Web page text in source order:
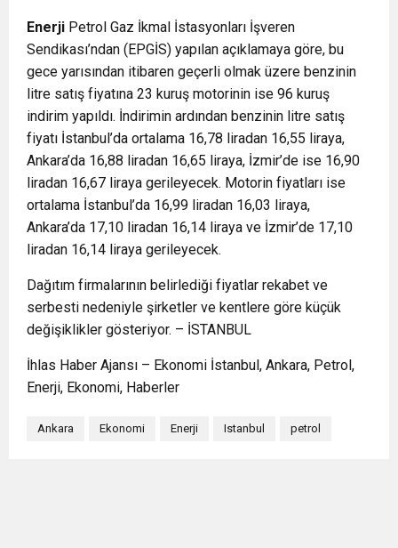
Enerji Petrol Gaz İkmal İstasyonları İşveren
Sendikası’ndan (EPGİS) yapılan açıklamaya göre, bu
gece yarısından itibaren geçerli olmak üzere benzinin
litre satış fiyatına 23 kuruş motorinin ise 96 kuruş
indirim yapıldı. İndirimin ardından benzinin litre satış
fiyatı İstanbul’da ortalama 16,78 liradan 16,55 liraya,
Ankara’da 16,88 liradan 16,65 liraya, İzmir’de ise 16,90
liradan 16,67 liraya gerileyecek. Motorin fiyatları ise
ortalama İstanbul’da 16,99 liradan 16,03 liraya,
Ankara’da 17,10 liradan 16,14 liraya ve İzmir’de 17,10
liradan 16,14 liraya gerileyecek.
Dağıtım firmalarının belirlediği fiyatlar rekabet ve
serbesti nedeniyle şirketler ve kentlere göre küçük
değişiklikler gösteriyor. – İSTANBUL
İhlas Haber Ajansı – Ekonomi İstanbul, Ankara, Petrol,
Enerji, Ekonomi, Haberler
Ankara Ekonomi Enerji Istanbul petrol